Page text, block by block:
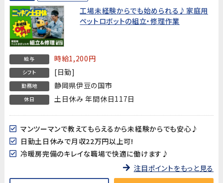
工場未経験からでも始められる♪家庭用
ペットロボットの組立・修理作業
給与 時給1,200円
シフト [日勤]
勤務地 静岡県伊豆の国市
休日 土日休み 年間休日117日
マンツーマンで教えてもらえるから未経験からでも安心♪
日勤土日休みで月収22万円以上可!
冷暖房完備のキレイな職場で快適に働けます♪
注目ポイントをもっと見る